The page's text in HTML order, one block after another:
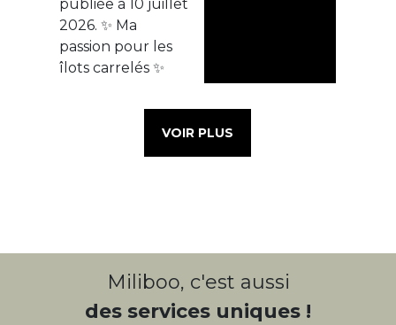
VOIR PLUS
Miliboo, c'est aussi
des services uniques !